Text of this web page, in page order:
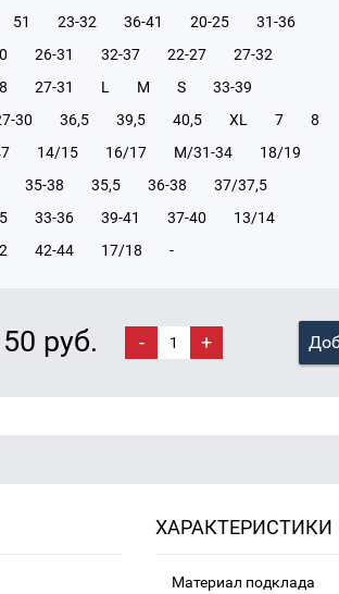
51 23-32 36-41 20-25
31-36
26-31 32-37 22-27
27-32
27-31 L M S
33-39
30
36,5 39,5 40,5 XL 7
8
14/15 16/17 М/31-34
18/19
35-38 35,5 36-38
37/37,5
33-36 39-41 37-40
13/14
42-44 17/18 -
руб. - +
ХАРАКТЕРИСТИКИ
Материал подклада